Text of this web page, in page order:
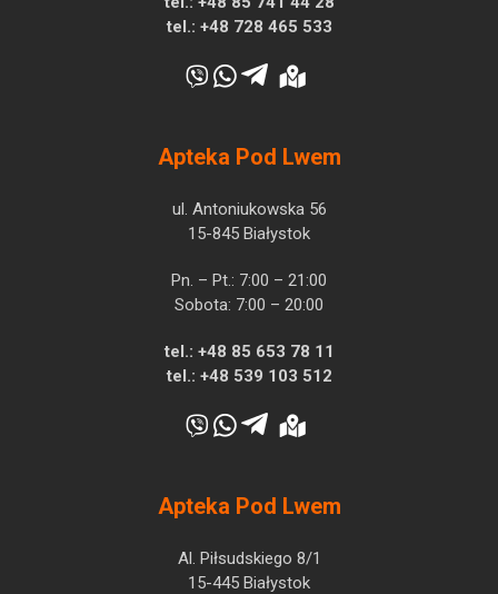
tel.: +48 728 465 533
Apteka Pod Lwem
ul. Antoniukowska 56
15-845 Białystok
Pn. – Pt.: 7:00 – 21:00
Sobota: 7:00 – 20:00
tel.: +48 85 653 78 11
tel.: +48 539 103 512
Apteka Pod Lwem
Al. Piłsudskiego 8/1
15-445 Białystok